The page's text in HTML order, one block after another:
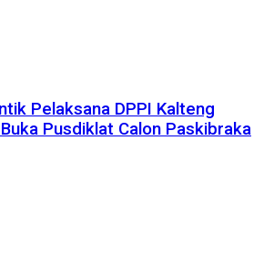
Pelaksana DPPI Kalteng
Pusdiklat Calon Paskibraka